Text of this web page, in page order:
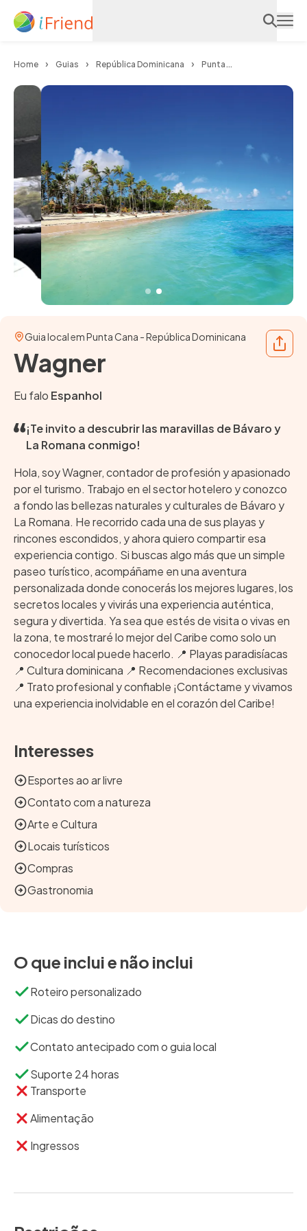
Home Guias República Dominicana
Punta
Guia local em Punta Cana - República Dominicana
Wagner Share
Eu falo Espanhol
¡Te invito a descubrir las maravillas de Bávaro y
La Romana conmigo!
Hola, soy Wagner, contador de profesión y apasionado
por el turismo. Trabajo en el sector hotelero y conozco
a fondo las bellezas naturales y culturales de Bávaro y
La Romana. He recorrido cada una de sus playas y
rincones escondidos, y ahora quiero compartir esa
experiencia contigo. Si buscas algo más que un simple
paseo turístico, acompáñame en una aventura
personalizada donde conocerás los mejores lugares, los
secretos locales y vivirás una experiencia auténtica,
segura y divertida. Ya sea que estés de visita o vivas en
la zona, te mostraré lo mejor del Caribe como solo un
conocedor local puede hacerlo. 📍 Playas paradisíacas
📍 Cultura dominicana 📍 Recomendaciones exclusivas
📍 Trato profesional y confiable ¡Contáctame y vivamos
una experiencia inolvidable en el corazón del Caribe!
Interesses
Esportes ao ar livre
Contato com a natureza
Arte e Cultura
Locais turísticos
Compras
Gastronomia
O que inclui e não inclui
Roteiro personalizado
Dicas do destino
Contato antecipado com o guia local
Suporte 24 horas
Transporte
Alimentação
Ingressos